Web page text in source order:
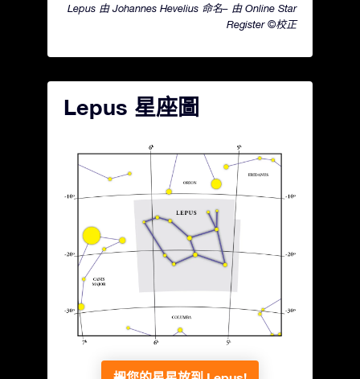
Lepus 由 Johannes Hevelius 命名– 由 Online Star
Register ©校正
Lepus 星座圖